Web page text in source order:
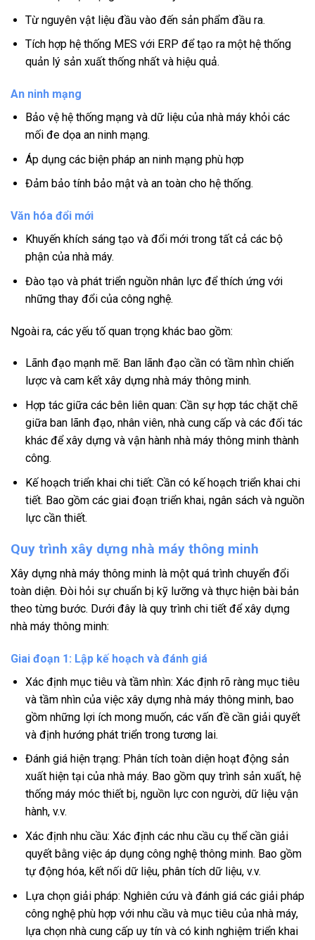
Từ nguyên vật liệu đầu vào đến sản phẩm đầu ra.
Tích hợp hệ thống MES với ERP để tạo ra một hệ thống
quản lý sản xuất thống nhất và hiệu quả.
An ninh mạng
Bảo vệ hệ thống mạng và dữ liệu của nhà máy khỏi các
mối đe dọa an ninh mạng.
Áp dụng các biện pháp an ninh mạng phù hợp
Đảm bảo tính bảo mật và an toàn cho hệ thống.
Văn hóa đổi mới
Khuyến khích sáng tạo và đổi mới trong tất cả các bộ
phận của nhà máy.
Đào tạo và phát triển nguồn nhân lực để thích ứng với
những thay đổi của công nghệ.
Ngoài ra, các yếu tố quan trọng khác bao gồm:
Lãnh đạo mạnh mẽ: Ban lãnh đạo cần có tầm nhìn chiến
lược và cam kết xây dựng nhà máy thông minh.
Hợp tác giữa các bên liên quan: Cần sự hợp tác chặt chẽ
giữa ban lãnh đạo, nhân viên, nhà cung cấp và các đối tác
khác để xây dựng và vận hành nhà máy thông minh thành
công.
Kế hoạch triển khai chi tiết: Cần có kế hoạch triển khai chi
tiết. Bao gồm các giai đoạn triển khai, ngân sách và nguồn
lực cần thiết.
Quy trình xây dựng nhà máy thông minh
Xây dựng nhà máy thông minh là một quá trình chuyển đổi
toàn diện. Đòi hỏi sự chuẩn bị kỹ lưỡng và thực hiện bài bản
theo từng bước. Dưới đây là quy trình chi tiết để xây dựng
nhà máy thông minh:
Giai đoạn 1: Lập kế hoạch và đánh giá
Xác định mục tiêu và tầm nhìn: Xác định rõ ràng mục tiêu
và tầm nhìn của việc xây dựng nhà máy thông minh, bao
gồm những lợi ích mong muốn, các vấn đề cần giải quyết
và định hướng phát triển trong tương lai.
Đánh giá hiện trạng: Phân tích toàn diện hoạt động sản
xuất hiện tại của nhà máy. Bao gồm quy trình sản xuất, hệ
thống máy móc thiết bị, nguồn lực con người, dữ liệu vận
hành, v.v.
Xác định nhu cầu: Xác định các nhu cầu cụ thể cần giải
quyết bằng việc áp dụng công nghệ thông minh. Bao gồm
tự động hóa, kết nối dữ liệu, phân tích dữ liệu, v.v.
Lựa chọn giải pháp: Nghiên cứu và đánh giá các giải pháp
công nghệ phù hợp với nhu cầu và mục tiêu của nhà máy,
lựa chọn nhà cung cấp uy tín và có kinh nghiệm triển khai